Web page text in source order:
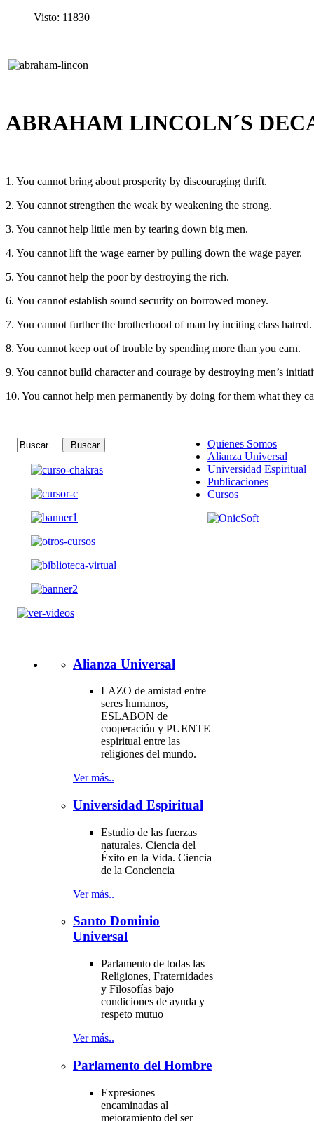
Visto: 11830
ABRAHAM LINCOLN´S
1. You cannot bring about prosperity by discouraging thrift.
2. You cannot strengthen the weak by weakening the strong.
3. You cannot help little men by tearing down big men.
4. You cannot lift the wage earner by pulling down the wage payer.
5. You cannot help the poor by destroying the rich.
6. You cannot establish sound security on borrowed money.
7. You cannot further the brotherhood of man by inciting class hatred.
8. You cannot keep out of trouble by spending more than you earn.
9. You cannot build character and courage by destroying men’s
10. You cannot help men permanently by doing for them what they
Alianza Universal
LAZO de amistad entre
seres humanos,
ESLABON de
cooperación y PUENTE
espiritual entre las
religiones del mundo.
Ver más..
Universidad Espiritual
Estudio de las fuerzas
naturales. Ciencia del
Éxito en la Vida. Ciencia
de la Conciencia
Ver más..
Santo Dominio
Universal
Parlamento de todas las
Religiones, Fraternidades
y Filosofías bajo
condiciones de ayuda y
respeto mutuo
Ver más..
Parlamento del Hombre
Expresiones
encaminadas al
mejoramiento del ser
Quienes Somos
Alianza Universal
Universidad Espiritual
Publicaciones
Cursos